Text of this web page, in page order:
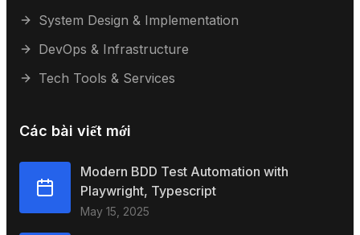
System Design & Implementation
DevOps & Infrastructure
Tech Tools & Services
Các bài viết mới
Modern BDD Test Automation with
Playwright, Typescript
May 15, 2025